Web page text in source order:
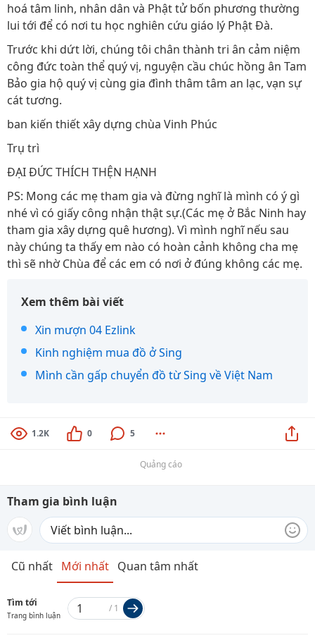
hoá tâm linh, nhân dân và Phật tử bốn phương thường
lui tới để có nơi tu học nghiên cứu giáo lý Phật Đà.
Trước khi dứt lời, chúng tôi chân thành tri ân cảm niệm
công đức toàn thể quý vị, nguyện cầu chúc hồng ân Tam
Bảo gia hộ quý vị cùng gia đình thâm tâm an lạc, vạn sự
cát tương.
ban kiến thiết xây dựng chùa Vinh Phúc
Trụ trì
ĐẠI ĐỨC THÍCH THỆN HẠNH
PS: Mong các mẹ tham gia và đừng nghĩ là mình có ý gì
nhé vì có giấy công nhận thật sự.(Các mẹ ở Bắc Ninh hay
tham gia xây dựng quê hương). Vì mình nghĩ nếu sau
này chúng ta thấy em nào có hoàn cảnh không cha mẹ
thì sẽ nhờ Chùa để các em có nơi ở đúng không các mẹ.
Xem thêm bài viết
Xin mượn 04 Ezlink
Kinh nghiệm mua đồ ở Sing
Mình cần gấp chuyển đồ từ Sing về Việt Nam
1.2K 0 5
Quảng cáo
Tham gia bình luận
Cũ nhất Mới nhất Quan tâm nhất
Tìm tới
Trang bình luận
/ 1